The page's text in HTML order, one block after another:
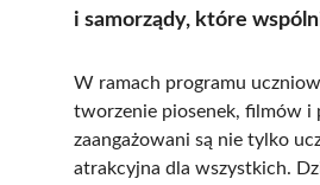
i samorządy, które
W ramach programu
tworzenie piosenek, filmów i
zaangażowani są nie tylko
atrakcyjna dla wszystkich.